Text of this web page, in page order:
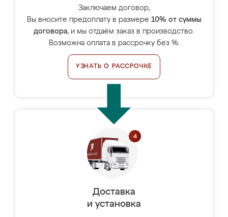
Заключаем договор,
Вы вносите предоплату в размере 10% от суммы
договора, и мы отдаём заказ в производство.
Возможна оплата в рассрочку без %.
УЗНАТЬ О РАССРОЧКЕ
Доставка
и установка